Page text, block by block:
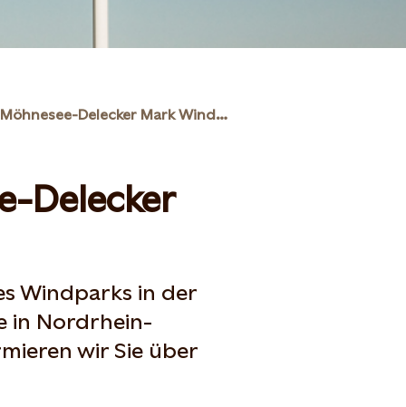
Möhnesee-Delecker Mark Windpark
Delecker
Windparks in der
in Nordrhein-
wir Sie über